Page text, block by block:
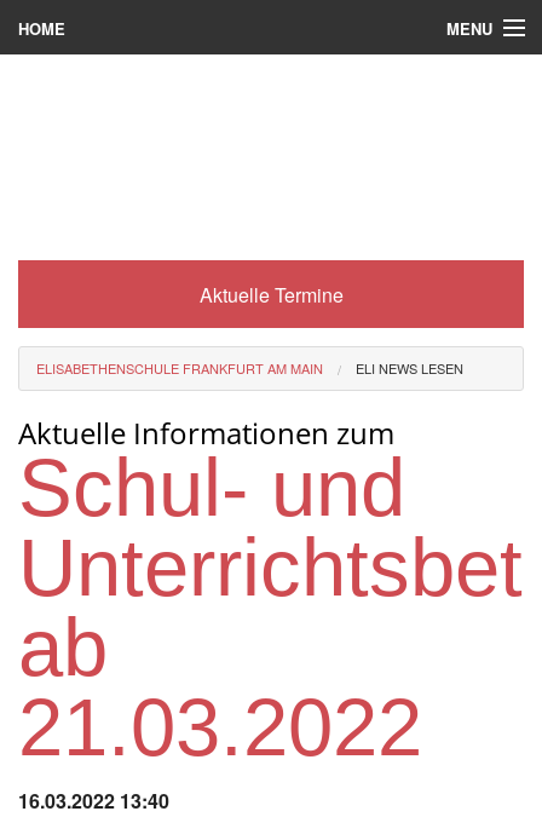
HOME MENU
Eli-Portal
Berufsorientierung
Förderverein
Instagram
Aktuelle Termine
ELISABETHENSCHULE FRANKFURT AM MAIN ELI NEWS LESEN
Aktuelle Informationen zum
Schul- und
ab
21.03.2022
16.03.2022 13:40